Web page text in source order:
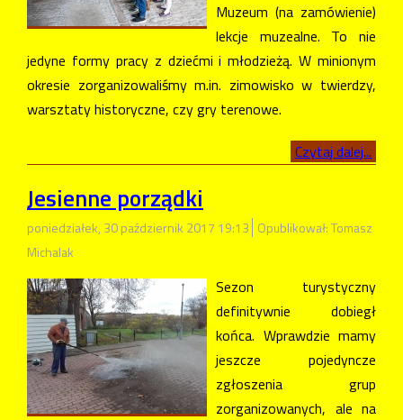
Muzeum (na zamówienie)
lekcje muzealne. To nie
jedyne formy pracy z dziećmi i młodzieżą. W minionym
okresie zorganizowaliśmy m.in. zimowisko w twierdzy,
warsztaty historyczne, czy gry terenowe.
Czytaj dalej...
Jesienne porządki
poniedziałek, 30 październik 2017 19:13 Opublikował: Tomasz
Michalak
Sezon turystyczny
definitywnie dobiegł
końca. Wprawdzie mamy
jeszcze pojedyncze
zgłoszenia grup
zorganizowanych, ale na